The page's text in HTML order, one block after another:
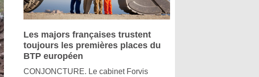
Les majors françaises trustent
toujours les premières places du
BTP européen
CONJONCTURE. Le cabinet Forvis